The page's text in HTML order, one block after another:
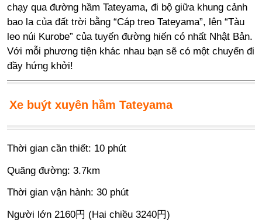
chạy qua đường hầm Tateyama, đi bộ giữa khung cảnh
bao la của đất trời bằng “Cáp treo Tateyama”, lên “Tàu
leo núi Kurobe” của tuyến đường hiến có nhất Nhật Bản.
Với mỗi phương tiện khác nhau bạn sẽ có một chuyến đi
đầy hứng khởi!
Xe buýt xuyên hầm Tateyama
Thời gian cần thiết: 10 phút
Quãng đường: 3.7km
Thời gian vận hành: 30 phút
Người lớn 2160円 (Hai chiều 3240円)